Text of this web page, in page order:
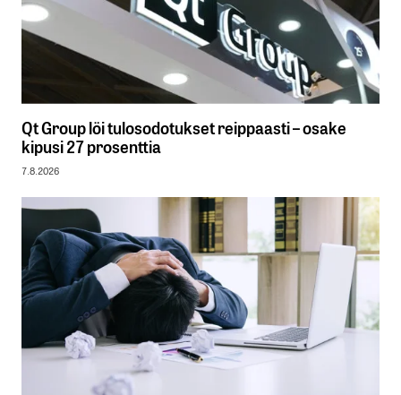
Qt Group löi tulosodotukset reippaasti – osake
kipusi 27 prosenttia
7.8.2026